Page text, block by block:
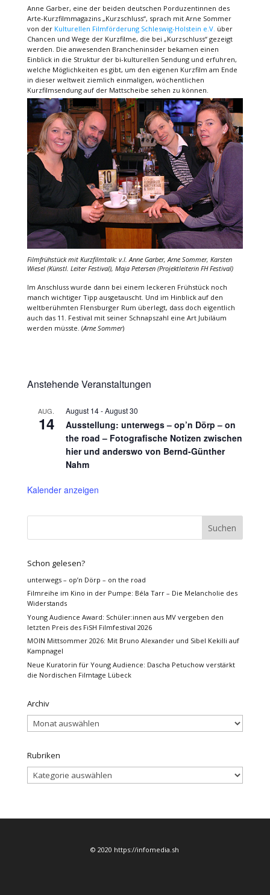
Anne Garber, eine der beiden deutschen Porduzentinnen des
Arte-Kurzfilmmagazins „Kurzschluss“, sprach mit Arne Sommer
von der Kulturellen Filmförderung Schleswig-Holstein e.V. über
Chancen und Wege der Kurzfilme, die bei „Kurzschluss“ gezeigt
werden. Die anwesenden Brancheninsider bekamen einen
Einblick in die Struktur der bi-kulturellen Sendung und erfuhren,
welche Möglichkeiten es gibt, um den eigenen Kurzfilm am Ende
in dieser weltweit ziemlich einmaligen, wöchentlichen
Kurzfilmsendung auf der Mattscheibe sehen zu können.
Filmfrühstück mit Kurzfilmtalk: v.l. Anne Garber, Arne Sommer, Karsten
Wiesel (Künstl. Leiter Festival), Maja Petersen (Projektleiterin FH Festival)
Im Anschluss wurde dann bei einem leckeren Frühstück noch
manch wichtiger Tipp ausgetauscht. Und im Hinblick auf den
weltberühmten Flensburger Rum überlegt, dass doch eigentlich
auch das 11. Festival mit seiner Schnapszahl eine Art Jubiläum
werden müsste. (Arne Sommer)
Anstehende Veranstaltungen
AUG.
14
August 14-August 30
Ausstellung: unterwegs – op’n Dörp – on
the road – Fotografische Notizen zwischen
hier und anderswo von Bernd-Günther
Nahm
Kalender anzeigen
Schon gelesen?
unterwegs – op’n Dörp – on the road
Filmreihe im Kino in der Pumpe: Béla Tarr – Die Melancholie des
Widerstands
Young Audience Award: Schüler:innen aus MV vergeben den
letzten Preis des FiSH Filmfestival 2026
MOIN Mittsommer 2026: Mit Bruno Alexander und Sibel Kekilli auf
Kampnagel
Neue Kuratorin für Young Audience: Dascha Petuchow verstärkt
die Nordischen Filmtage Lübeck
Archiv
Archiv
Rubriken
Rubriken
© 2020 https://infomedia.sh